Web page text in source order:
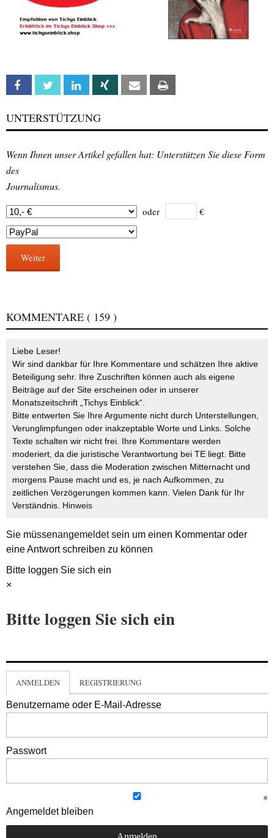
Facebook Twitter Linkedin Xing Email
UNTERSTÜTZUNG
Wenn Ihnen unser Artikel gefallen hat: Unterstützen Sie diese Form
des
Journalismus.
oder €
Weiter
KOMMENTARE ( 159 )
Liebe Leser!
Wir sind dankbar für Ihre Kommentare und schätzen Ihre aktive
Beteiligung sehr. Ihre Zuschriften können auch als eigene
Beiträge auf der Site erscheinen oder in unserer
Monatszeitschrift „Tichys Einblick“.
Bitte entwerten Sie Ihre Argumente nicht durch Unterstellungen,
Verunglimpfungen oder inakzeptable Worte und Links. Solche
Texte schalten wir nicht frei. Ihre Kommentare werden
moderiert, da die juristische Verantwortung bei TE liegt. Bitte
verstehen Sie, dass die Moderation zwischen Mitternacht und
morgens Pause macht und es, je nach Aufkommen, zu
zeitlichen Verzögerungen kommen kann. Vielen Dank für Ihr
Verständnis. Hinweis
Sie müssenangemeldetsein um einen Kommentar oder
eine Antwort schreiben zu können
Bitte loggen Sie sich ein
×
Bitte loggen Sie sich ein
ANMELDEN REGISTRIERUNG
Benutzername oder E-Mail-Adresse
Passwort
Angemeldet bleiben